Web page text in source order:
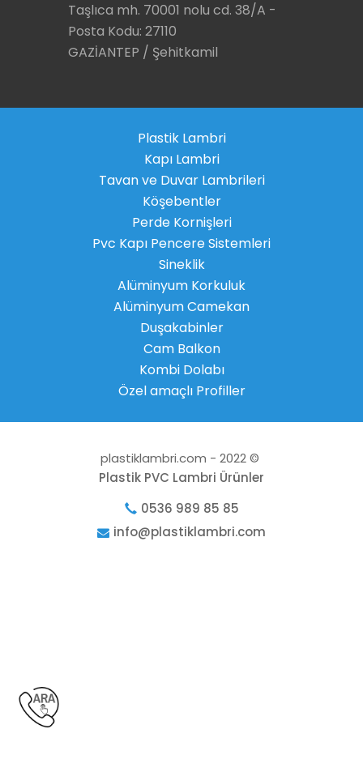
Taşlıca mh. 70001 nolu cd. 38/A -
Posta Kodu: 27110
GAZİANTEP / Şehitkamil
Plastik Lambri
Kapı Lambri
Tavan ve Duvar Lambrileri
Köşebentler
Perde Kornişleri
Pvc Kapı Pencere Sistemleri
Sineklik
Alüminyum Korkuluk
Alüminyum Camekan
Duşakabinler
Cam Balkon
Kombi Dolabı
Özel amaçlı Profiller
plastiklambri.com - 2022 ©
Plastik PVC Lambri Ürünler
0536 989 85 85
info@plastiklambri.com